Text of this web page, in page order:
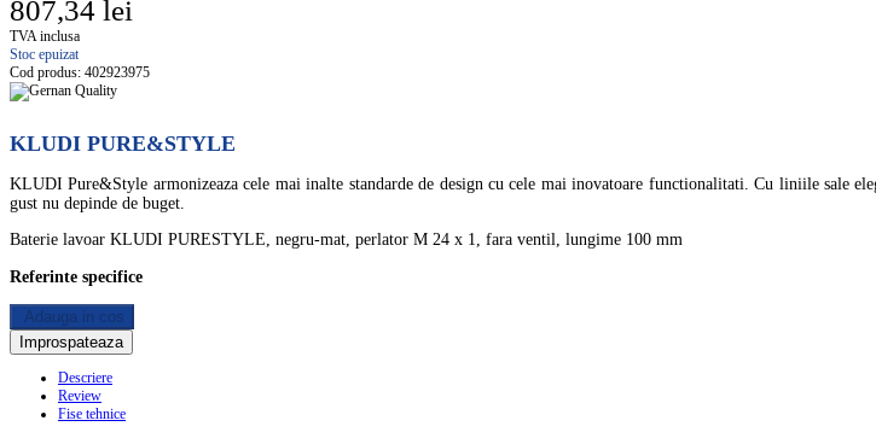
807,34 lei
TVA inclusa
Stoc epuizat
Cod produs: 402923975
KLUDI PURE&STYLE
KLUDI Pure&Style armonizeaza cele mai inalte standarde de design cu cele mai inovatoare functionalitati. Cu liniile sale
gust nu depinde de buget.
Baterie lavoar KLUDI PURESTYLE, negru-mat, perlator M 24 x 1, fara ventil, lungime 100 mm
Referinte specifice
Adauga in cos
Descriere
Review
Fise tehnice